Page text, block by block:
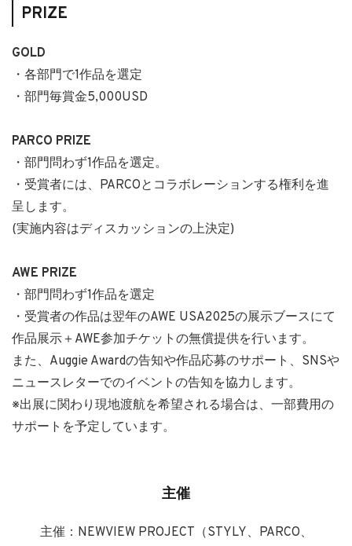
PRIZE
GOLD
・各部門で1作品を選定
・部門毎賞金5,000USD
PARCO PRIZE
・部門問わず1作品を選定。
・受賞者には、PARCOとコラボレーションする権利を進
呈します。
(実施内容はディスカッションの上決定)
AWE PRIZE
・部門問わず1作品を選定
・受賞者の作品は翌年のAWE USA2025の展示ブースにて
作品展示＋AWE参加チケットの無償提供を行います。
また、Auggie Awardの告知や作品応募のサポート、SNSや
ニュースレターでのイベントの告知を協力します。
※出展に関わり現地渡航を希望される場合は、一部費用の
サポートを予定しています。
主催
主催：NEWVIEW PROJECT（STYLY、PARCO、